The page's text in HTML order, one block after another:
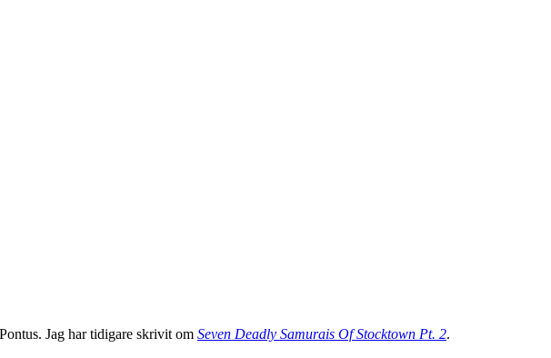
Jag har tidigare skrivit om Seven Deadly Samurais Of Stocktown Pt. 2.